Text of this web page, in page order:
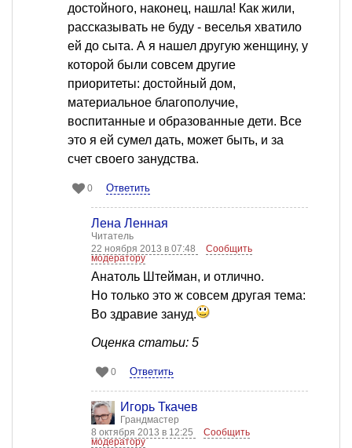
достойного, наконец, нашла! Как жили,
рассказывать не буду - веселья хватило
ей до сыта. А я нашел другую женщину, у
которой были совсем другие
приоритеты: достойный дом,
материальное благополучие,
воспитанные и образованные дети. Все
это я ей сумел дать, может быть, и за
счет своего занудства.
0 Ответить
Лена Ленная
Читатель
22 ноября 2013 в 07:48
Сообщить
модератору
Анатоль Штейман, и отлично.
Но только это ж совсем другая тема:
Во здравие зануд.
Оценка статьи: 5
0 Ответить
Игорь Ткачев
Грандмастер
8 октября 2013 в 12:25
Сообщить
модератору